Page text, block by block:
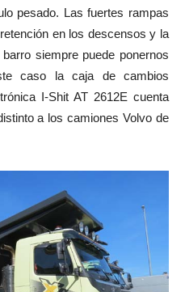
pesado. Las fuertes rampas
en los descensos y la
siempre puede ponernos
caso la caja de cambios
I-Shit AT 2612E cuenta
a los camiones Volvo de